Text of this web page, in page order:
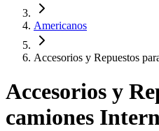
Americanos
Accesorios y Repuestos
Accesorios y
camiones